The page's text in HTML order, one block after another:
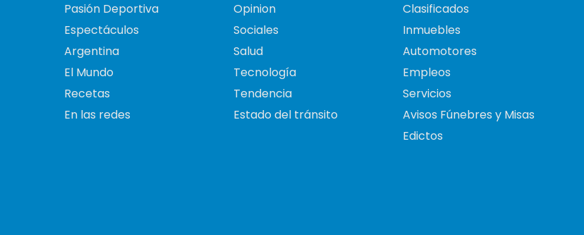
Pasión Deportiva
Espectáculos
Argentina
El Mundo
Recetas
En las redes
Opinion
Sociales
Salud
Tecnología
Tendencia
Estado del tránsito
Clasificados
Inmuebles
Automotores
Empleos
Servicios
Avisos Fúnebres y Misas
Edictos